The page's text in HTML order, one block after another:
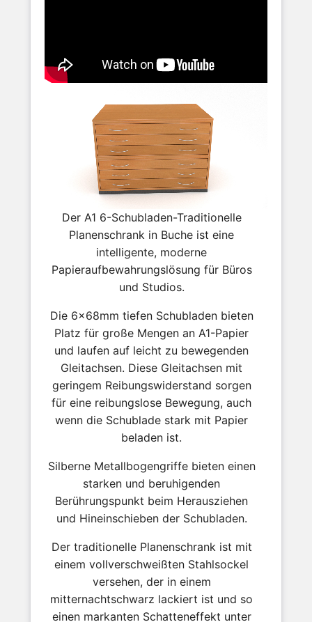
Der A1 6-Schubladen-Traditionelle
Planenschrank in Buche ist eine
intelligente, moderne
Papieraufbewahrungslösung für Büros
und Studios.
Die 6x68mm tiefen Schubladen bieten
Platz für große Mengen an A1-Papier
und laufen auf leicht zu bewegenden
Gleitachsen. Diese Gleitachsen mit
geringem Reibungswiderstand sorgen
für eine reibungslose Bewegung, auch
wenn die Schublade stark mit Papier
beladen ist.
Silberne Metallbogengriffe bieten einen
starken und beruhigenden
Berührungspunkt beim Herausziehen
und Hineinschieben der Schubladen.
Der traditionelle Planenschrank ist mit
einem vollverschweißten Stahlsockel
versehen, der in einem
mitternachtschwarz lackiert ist und so
einen markanten Schatteneffekt unter